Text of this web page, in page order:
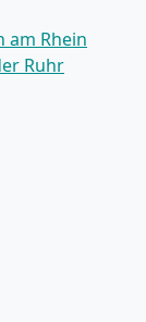
am Rhein
Ruhr